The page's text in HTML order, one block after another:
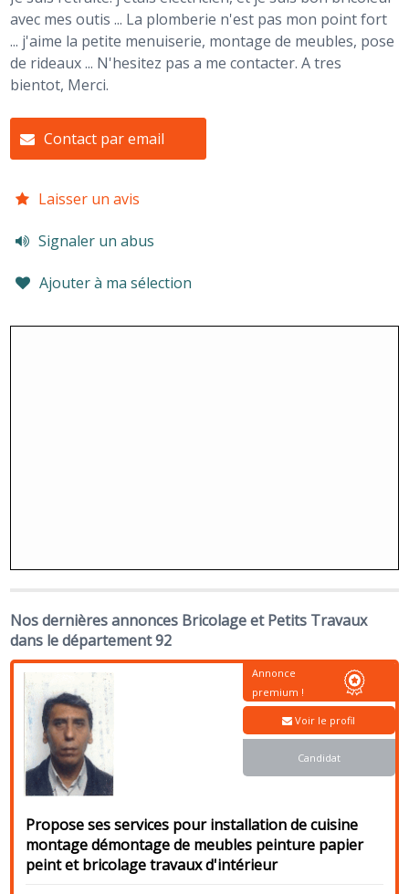
avec mes outis ... La plomberie n'est pas mon point fort
... j'aime la petite menuiserie, montage de meubles, pose
de rideaux ... N'hesitez pas a me contacter. A tres
bientot, Merci.
Contact par email
Laisser un avis
Signaler un abus
Ajouter à ma sélection
Nos dernières annonces Bricolage et Petits Travaux
dans le département 92
Propose ses services pour installation de cuisine
montage démontage de meubles peinture papier
peint et bricolage travaux d'intérieur
Annonce
premium !
Voir le profil
Candidat